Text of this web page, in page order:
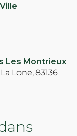
Les Montrieux
Lone,83136